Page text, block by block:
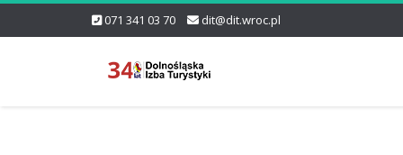
071 341 03 70 dit@dit.wroc.pl